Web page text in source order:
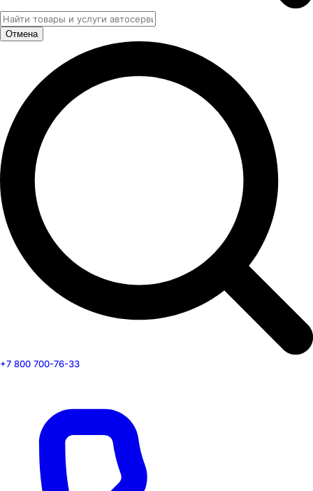
Отмена
+7 800 700-76-33